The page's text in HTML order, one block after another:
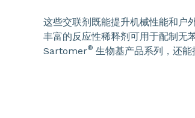
这些交联剂既能提升机械性能和户
丰富的反应性稀释剂可用于配制无
Sartomer® 生物基产品系列，还能